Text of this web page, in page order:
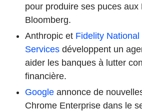
pour produire ses puces aux
Bloomberg.
Anthropic et Fidelity
Services développent un
aider les banques à lutter
financière.
Google annonce de
Chrome Enterprise dans le